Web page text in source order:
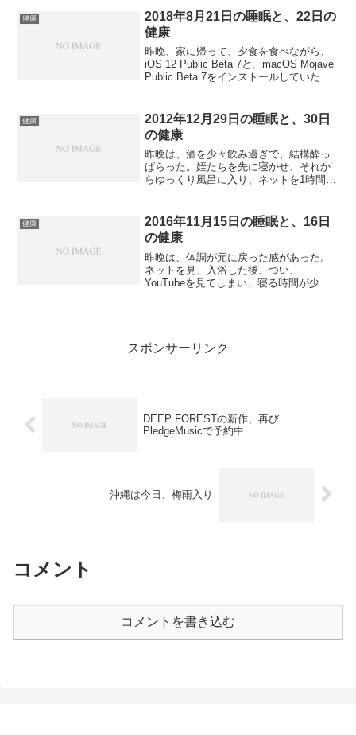
朝5時に目が覚めるともう眠れない。なん
とか再入眠しようとした...
健康
2018年8月21日の睡眠と、22日の
健康
昨晩、家に帰って、夕食を食べながら、
iOS 12 Public Beta 7と、macOS Mojave
Public Beta 7をインストールしていた。
終わっ...
健康
2012年12月29日の睡眠と、30日
の健康
昨晩は、酒を少々飲み過ぎで、結構酔っ
ぱらった。姪たちを先に寝かせ、それか
らゆっくり風呂に入り、ネットを1時間ほ
る。それからまた寝ていたが、7時半に姪
たちのドタバタす...
健康
2016年11月15日の睡眠と、16日
の健康
昨晩は、体調が元に戻った感があった。
ネットを見、入浴した後、つい、
YouTubeを見てしまい、寝る時間が少し
スポンサーリンク
DEEP FORESTの新作、再び
PledgeMusicで予約中
沖縄は今日、梅雨入り
コメント
コメントを書き込む